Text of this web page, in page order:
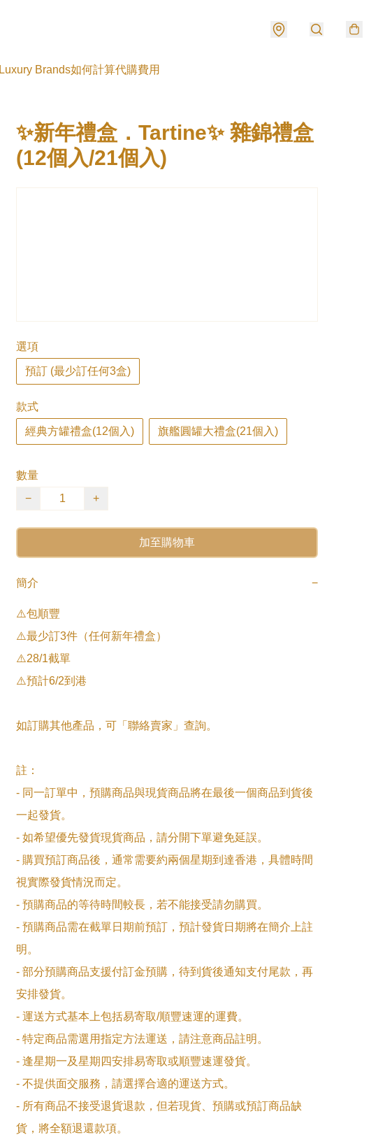
Luxury Brands如何計算代購費用
✨新年禮盒．Tartine✨ 雜錦禮盒
(12個入/21個入)
選項
預訂 (最少訂任何3盒)
款式
經典方罐禮盒(12個入) 旗艦圓罐大禮盒(21個入)
數量
−
+
加至購物車
簡介 −
⚠️包順豐
⚠️最少訂3件（任何新年禮盒）
⚠️28/1截單
⚠️預計6/2到港
如訂購其他產品，可「聯絡賣家」查詢。
註：
- 同一訂單中，預購商品與現貨商品將在最後一個商品到貨後
一起發貨。
- 如希望優先發貨現貨商品，請分開下單避免延誤。
- 購買預訂商品後，通常需要約兩個星期到達香港，具體時間
視實際發貨情況而定。
- 預購商品的等待時間較長，若不能接受請勿購買。
- 預購商品需在截單日期前預訂，預計發貨日期將在簡介上註
明。
- 部分預購商品支援付訂金預購，待到貨後通知支付尾款，再
安排發貨。
- 運送方式基本上包括易寄取/順豐速運的運費。
- 特定商品需選用指定方法運送，請注意商品註明。
- 逢星期一及星期四安排易寄取或順豐速運發貨。
- 不提供面交服務，請選擇合適的運送方式。
- 所有商品不接受退貨退款，但若現貨、預購或預訂商品缺
貨，將全額退還款項。